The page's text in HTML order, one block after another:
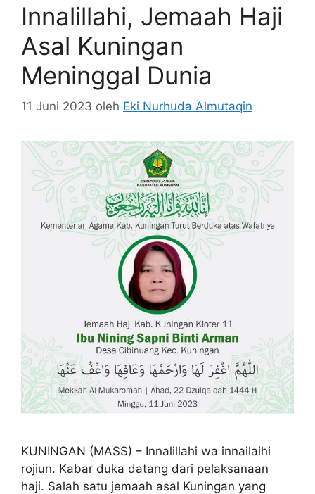
Innalillahi, Jemaah Haji
Asal Kuningan
Meninggal Dunia
11 Juni 2023 oleh Eki Nurhuda Almutaqin
KUNINGAN (MASS) – Innalillahi wa innailaihi
rojiun. Kabar duka datang dari pelaksanaan
haji. Salah satu jemaah asal Kuningan yang